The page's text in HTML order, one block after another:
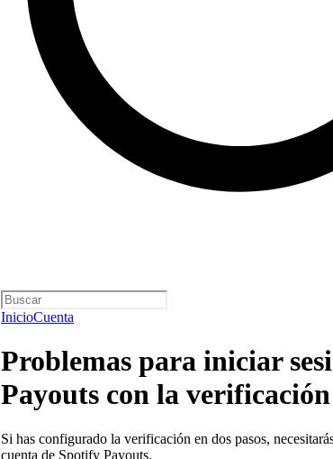
InicioCuenta
Problemas para iniciar
Payouts con la verificación
Si has configurado la verificación en dos pasos,
cuenta de Spotify Payouts.